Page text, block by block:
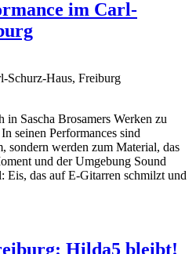
im Carl-
Schurz-Haus, Freiburg
Sascha Brosamers Werken zu
seinen Performances sind
sondern werden zum Material, das
und der Umgebung Sound
Eis, das auf E-Gitarren schmilzt und
Hilda5 bleibt!